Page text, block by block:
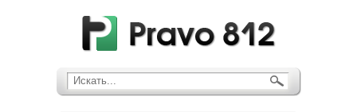
Искать...